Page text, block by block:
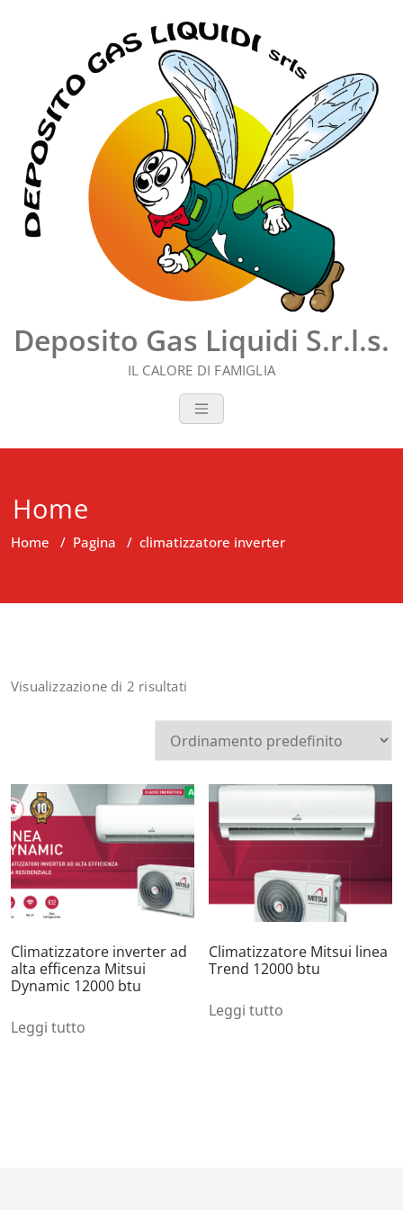
Deposito Gas Liquidi S.r.l.s.
IL CALORE DI FAMIGLIA
Home
Home / Pagina / climatizzatore inverter
Visualizzazione di 2 risultati
Climatizzatore inverter ad
alta efficenza Mitsui
Dynamic 12000 btu
Leggi tutto
Climatizzatore Mitsui linea
Trend 12000 btu
Leggi tutto